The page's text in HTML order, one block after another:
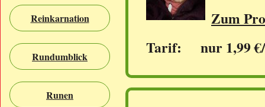
Reinkarnation
Rundumblick
Runen
Zum
Tarif: nur 1,99